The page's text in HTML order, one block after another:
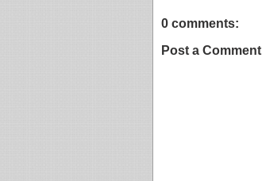
0 comments:
Post a Comment